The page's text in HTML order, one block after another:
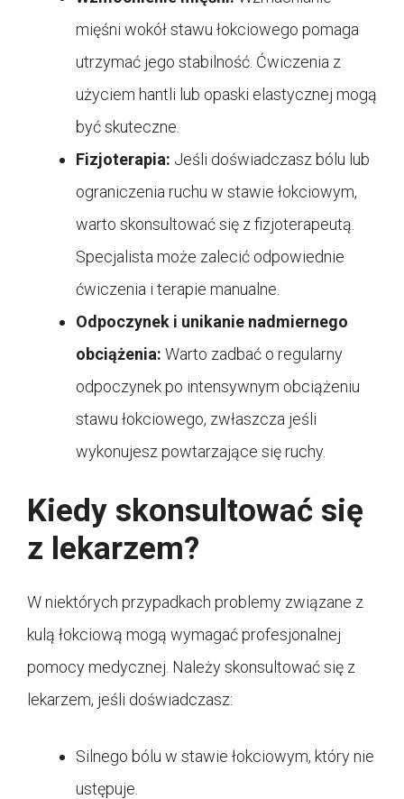
mięśni wokół stawu łokciowego pomaga
utrzymać jego stabilność. Ćwiczenia z
użyciem hantli lub opaski elastycznej mogą
być skuteczne.
Fizjoterapia: Jeśli doświadczasz bólu lub
ograniczenia ruchu w stawie łokciowym,
warto skonsultować się z fizjoterapeutą.
Specjalista może zalecić odpowiednie
ćwiczenia i terapie manualne.
Odpoczynek i unikanie nadmiernego
obciążenia: Warto zadbać o regularny
odpoczynek po intensywnym obciążeniu
stawu łokciowego, zwłaszcza jeśli
wykonujesz powtarzające się ruchy.
Kiedy skonsultować się
z lekarzem?
W niektórych przypadkach problemy związane z
kulą łokciową mogą wymagać profesjonalnej
pomocy medycznej. Należy skonsultować się z
lekarzem, jeśli doświadczasz:
Silnego bólu w stawie łokciowym, który nie
ustępuje.